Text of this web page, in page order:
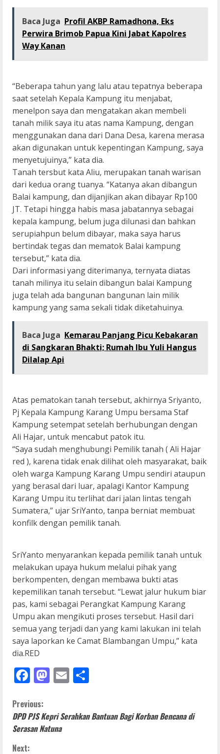
Baca Juga Profil AKBP Ramadhona, Eks
Perwira Brimob Papua Kini Jabat Kapolres
Way Kanan
“Beberapa tahun yang lalu atau tepatnya beberapa
saat setelah Kepala Kampung itu menjabat,
menelpon saya dan mengatakan akan membeli
tanah milik saya itu atas nama Kampung, dengan
menggunakan dana dari Dana Desa, karena merasa
akan digunakan untuk kepentingan Kampung, saya
menyetujuinya,” kata dia.
Tanah tersbut kata Aliu, merupakan tanah warisan
dari kedua orang tuanya. “Katanya akan dibangun
Balai kampung, dan dijanjikan akan dibayar Rp100
JT. Tetapi hingga habis masa jabatannya sebagai
kepala kampung, belum juga dilunasi dan bahkan
serupiahpun belum dibayar, maka saya harus
bertindak tegas dan mematok Balai kampung
tersebut,” kata dia.
Dari informasi yang diterimanya, ternyata diatas
tanah milinya itu selain dibangun balai Kampung
juga telah ada bangunan bangunan lain milik
kampung yang sama sekali tidak diketahuinya.
Baca Juga Kemarau Panjang Picu Kebakaran
di Sangkaran Bhakti; Rumah Ibu Yuli Hangus
Dilalap Api
Atas pematokan tanah tersebut, akhirnya Sriyanto,
Pj Kepala Kampung Karang Umpu bersama Staf
Kampung setempat setelah berhubungan dengan
Ali Hajar, untuk mencabut patok itu.
“Saya sudah menghubungi Pemilik tanah ( Ali Hajar
red ), karena tidak enak dilihat oleh masyarakat, baik
oleh warga Kampung Karang Umpu sendiri ataupun
yang berasal dari luar, apalagi Kantor Kampung
Karang Umpu itu terlihat dari jalan lintas tengah
Sumatera,” ujar SriYanto, tanpa berniat membuat
konfilk dengan pemilik tanah.
SriYanto menyarankan kepada pemilik tanah untuk
melakukan upaya hukum melalui pihak yang
berkompenten, dengan membawa bukti atas
kepemilikan tanah tersebut. “Lewat jalur hukum biar
pas, kami sebagai Perangkat Kampung Karang
Umpu akan mengikuti proses tersebut. Hasil dari
semua yang terjadi dan yang kami lakukan ini telah
saya laporkan ke Camat Blambangan Umpu,” kata
dia.RED
Facebook
Mastodon
Email
C
o
n
Previous:
DPD PJS Kepri Serahkan Bantuan Bagi Korban Bencana di
Serasan Natuna
Next: